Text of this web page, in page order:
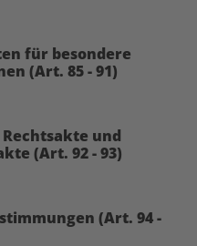
für besondere
(Art. 85 - 91)
Rechtsakte und
(Art. 92 - 93)
(Art. 94 -